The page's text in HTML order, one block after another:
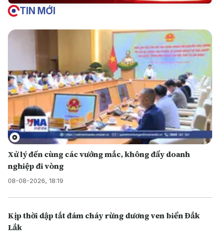
TIN MỚI
Xử lý đến cùng các vướng mắc, không đẩy doanh
nghiệp đi vòng
08-08-2026, 18:19
Kịp thời dập tắt đám cháy rừng dương ven biển Đắk
Lắk